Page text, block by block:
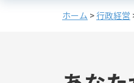
ホーム >行政経営